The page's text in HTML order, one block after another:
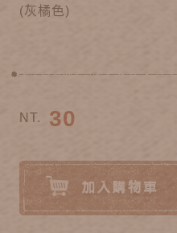
(灰橘色)
NT. 30